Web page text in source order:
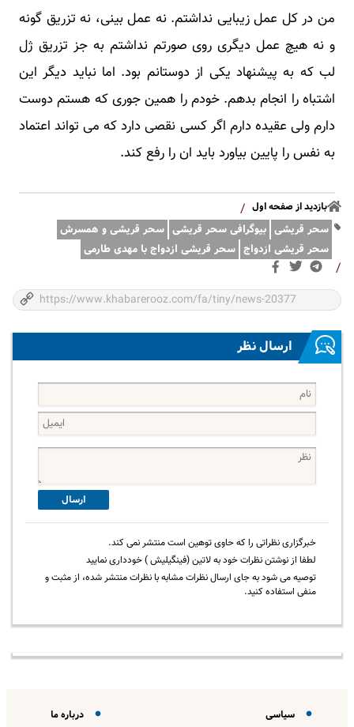
من در کل عمل زیبایی نداشتم. نه عمل بینی، نه تزریق گونه
و نه هیچ عمل دیگری روی صورتم نداشتم به جز تزریق ژل
لب که به پیشنهاد یکی از دوستانم بود. اما نباید دیگر این
اشتباه را انجام بدهم. خودم را همین جوری که هستم دوست
دارم ولی عقیده دارم اگر کسی نقصی دارد که می تواند اعتماد
به نفس را پایین بیاورد باید ان را رفع کند.
بازدید از صفحه اول /
سحر قریشی بیوگرافی سحر قریشی سحر قریشی و همسرش
سحر قریشی ازدواج سحر قریشی ازدواج با مهدی طارمی
/
ارسال نظر
ارسال
خبرگزاری نظراتی را که حاوی توهین است منتشر نمی کند.
لطفا از نوشتن نظرات خود به لاتین (فینگیلیش ) خودداری نمایید
توصیه می شود به جای ارسال نظرات مشابه با نظرات منتشر شده، از مثبت و
منفی استفاده کنید.
سیاسی درباره ما